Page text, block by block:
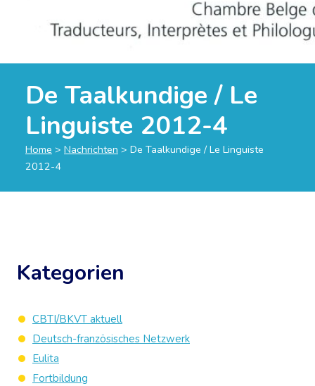
De Taalkundige / Le
Linguiste 2012-4
Home > Nachrichten > De Taalkundige / Le Linguiste
2012-4
Kategorien
CBTI/BKVT aktuell
Deutsch-französisches Netzwerk
Eulita
Fortbildung